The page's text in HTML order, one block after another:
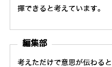
揮できると考えています。
編集部
考えただけで意思が伝わる